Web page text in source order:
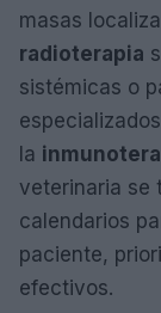
masas
radioterapia
sistémicas o
la
veterinaria se
calendarios
paciente,
efectivos.